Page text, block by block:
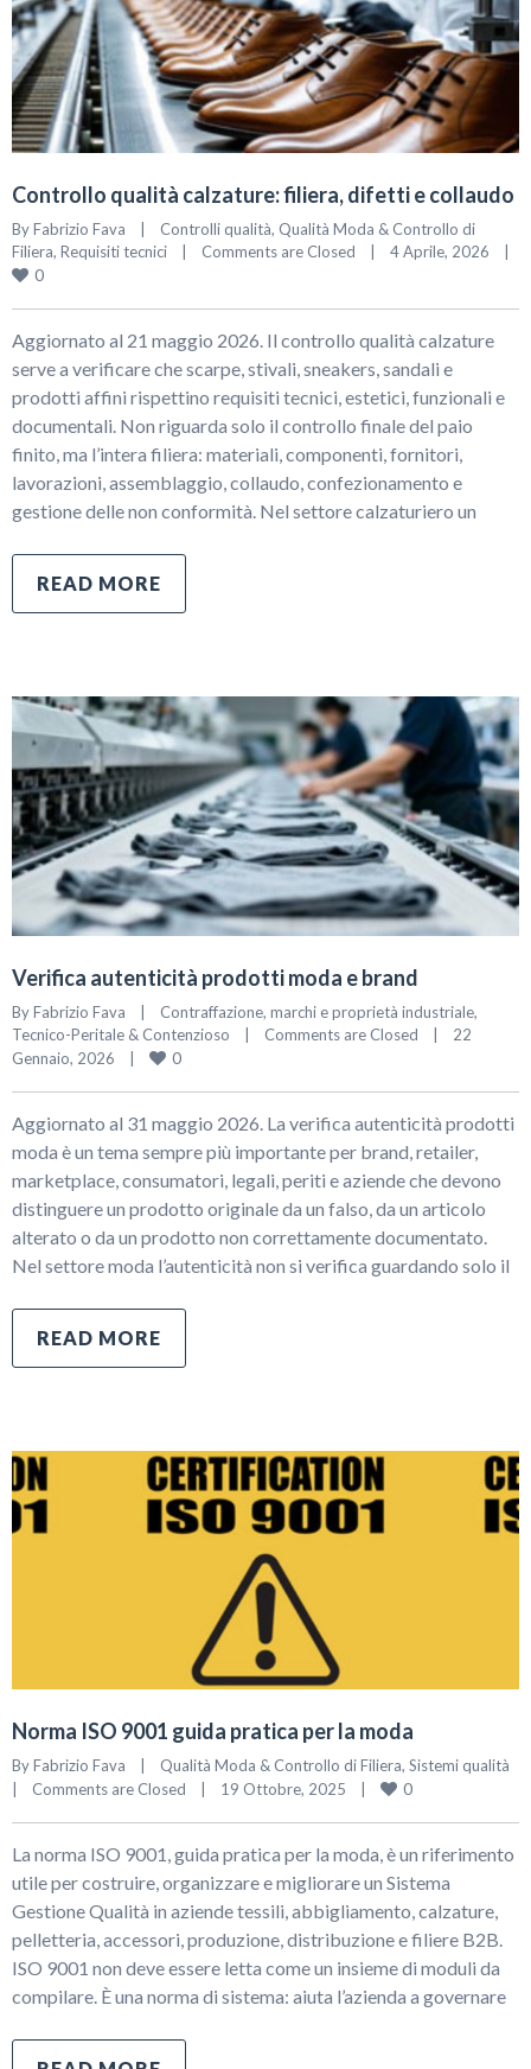
Controllo qualità calzature: filiera, difetti e collaudo
By Fabrizio Fava Controlli qualità, Qualità Moda & Controllo di
Filiera, Requisiti tecnici Comments are Closed 4 Aprile, 2026
0
Aggiornato al 21 maggio 2026. Il controllo qualità calzature
serve a verificare che scarpe, stivali, sneakers, sandali e
prodotti affini rispettino requisiti tecnici, estetici, funzionali e
documentali. Non riguarda solo il controllo finale del paio
finito, ma l’intera filiera: materiali, componenti, fornitori,
lavorazioni, assemblaggio, collaudo, confezionamento e
gestione delle non conformità. Nel settore calzaturiero un
READ MORE
Verifica autenticità prodotti moda e brand
By Fabrizio Fava Contraffazione, marchi e proprietà industriale
Tecnico-Peritale & Contenzioso
Comments are Closed
22
Gennaio, 2026
0
Aggiornato al 31 maggio 2026. La verifica autenticità prodotti
moda è un tema sempre più importante per brand, retailer,
marketplace, consumatori, legali, periti e aziende che devono
distinguere un prodotto originale da un falso, da un articolo
alterato o da un prodotto non correttamente documentato.
Nel settore moda l’autenticità non si verifica guardando solo il
READ MORE
Norma ISO 9001 guida pratica per la moda
By Fabrizio Fava Qualità Moda & Controllo di Filiera, Sistemi qualità
Comments are Closed 19 Ottobre, 2025 0
La norma ISO 9001, guida pratica per la moda, è un riferimento
utile per costruire, organizzare e migliorare un Sistema
Gestione Qualità in aziende tessili, abbigliamento, calzature,
pelletteria, accessori, produzione, distribuzione e filiere B2B.
ISO 9001 non deve essere letta come un insieme di moduli da
compilare. È una norma di sistema: aiuta l’azienda a governare